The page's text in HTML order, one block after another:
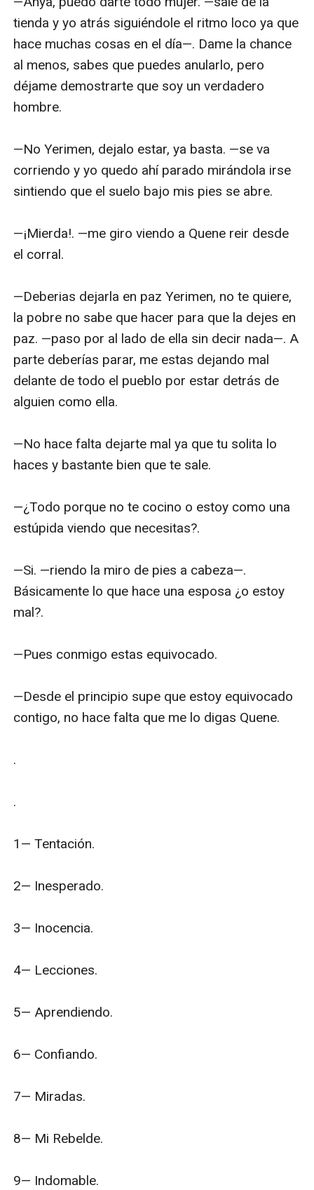
tienda y yo atrás siguiéndole el ritmo loco ya que
hace muchas cosas en el día—. Dame la chance
al menos, sabes que puedes anularlo, pero
déjame demostrarte que soy un verdadero
hombre.
—No Yerimen, dejalo estar, ya basta. —se va
corriendo y yo quedo ahí parado mirándola irse
sintiendo que el suelo bajo mis pies se abre.
—¡Mierda!. —me giro viendo a Quene reir desde
el corral.
—Deberias dejarla en paz Yerimen, no te quiere,
la pobre no sabe que hacer para que la dejes en
paz. —paso por al lado de ella sin decir nada—. A
parte deberías parar, me estas dejando mal
delante de todo el pueblo por estar detrás de
alguien como ella.
—No hace falta dejarte mal ya que tu solita lo
haces y bastante bien que te sale.
—¿Todo porque no te cocino o estoy como una
estúpida viendo que necesitas?.
—Si. —riendo la miro de pies a cabeza—.
Básicamente lo que hace una esposa ¿o estoy
mal?.
—Pues conmigo estas equivocado.
—Desde el principio supe que estoy equivocado
contigo, no hace falta que me lo digas Quene.
.
.
1— Tentación.
2— Inesperado.
3— Inocencia.
4— Lecciones.
5— Aprendiendo.
6— Confiando.
7— Miradas.
8— Mi Rebelde.
9— Indomable.